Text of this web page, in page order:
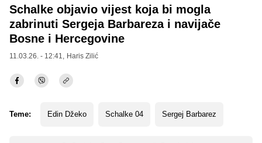
Schalke objavio vijest koja bi mogla
zabrinuti Sergeja Barbareza i navijače
Bosne i Hercegovine
11.03.26. - 12:41, Haris Zilić
Teme: Edin Džeko Schalke 04 Sergej Barbarez